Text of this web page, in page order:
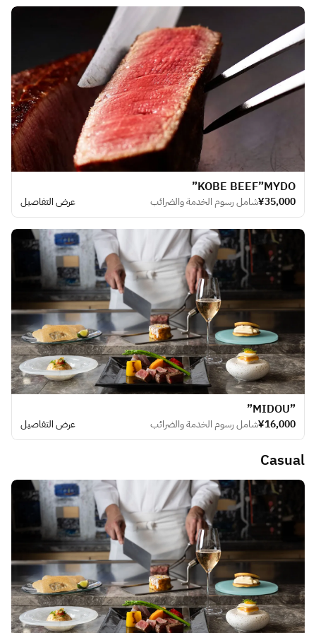
KOBE BEEF​”MYDO”
¥35,000شامل رسوم الخدمة والضرائب عرض التفاصيل
”MIDOU”
¥16,000شامل رسوم الخدمة والضرائب عرض التفاصيل
Casual